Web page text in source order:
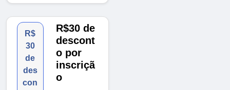
R$
30
de
des
con
R$30 de
descont
o por
inscriçã
o